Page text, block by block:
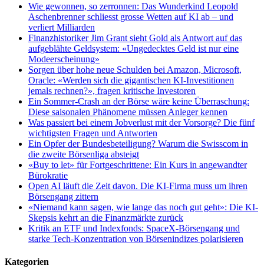
Wie gewonnen, so zerronnen: Das Wunderkind Leopold
Aschenbrenner schliesst grosse Wetten auf KI ab – und
verliert Milliarden
Finanzhistoriker Jim Grant sieht Gold als Antwort auf das
aufgeblähte Geldsystem: «Ungedecktes Geld ist nur eine
Modeerscheinung»
Sorgen über hohe neue Schulden bei Amazon, Microsoft,
Oracle: «Werden sich die gigantischen KI-Investitionen
jemals rechnen?», fragen kritische Investoren
Ein Sommer-Crash an der Börse wäre keine Überraschung:
Diese saisonalen Phänomene müssen Anleger kennen
Was passiert bei einem Jobverlust mit der Vorsorge? Die fünf
wichtigsten Fragen und Antworten
Ein Opfer der Bundesbeteiligung? Warum die Swisscom in
die zweite Börsenliga absteigt
«Buy to let» für Fortgeschrittene: Ein Kurs in angewandter
Bürokratie
Open AI läuft die Zeit davon. Die KI-Firma muss um ihren
Börsengang zittern
«Niemand kann sagen, wie lange das noch gut geht»: Die KI-
Skepsis kehrt an die Finanzmärkte zurück
Kritik an ETF und Indexfonds: SpaceX-Börsengang und
starke Tech-Konzentration von Börsenindizes polarisieren
Kategorien